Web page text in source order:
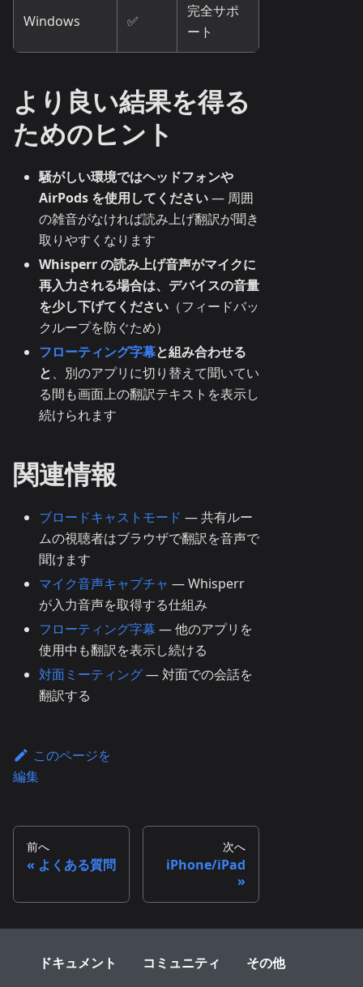
Windows ✅
完全サポ
ート
より良い結果を得る
ためのヒント
騒がしい環境ではヘッドフォンや
AirPods を使用してください— 周囲
の雑音がなければ読み上げ翻訳が聞き
取りやすくなります
Whisperr の読み上げ音声がマイクに
再入力される場合は、デバイスの音量
を少し下げてください （フィードバッ
クループを防ぐため）
フローティング字幕と組み合わせる
と、別のアプリに切り替えて聞いてい
る間も画面上の翻訳テキストを表示し
続けられます
関連情報
ブロードキャストモード — 共有ルー
ムの視聴者はブラウザで翻訳を音声で
聞けます
マイク音声キャプチャ — Whisperr
が入力音声を取得する仕組み
フローティング字幕 — 他のアプリを
使用中も翻訳を表示し続ける
対面ミーティング— 対面での会話を
翻訳する
このページを
編集
前へ
よくある質問
次へ
iPhone/iPad
ドキュメント コミュニティ その他